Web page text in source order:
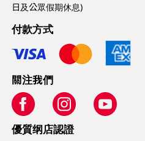
日及公眾假期休息)
付款方式
關注我們
優質纲店認證